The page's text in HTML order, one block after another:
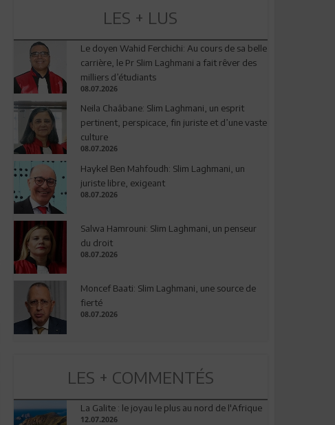
LES + LUS
Le doyen Wahid Ferchichi: Au cours de sa belle
carrière, le Pr Slim Laghmani a fait rêver des
milliers d’étudiants
08.07.2026
Neila Chaâbane: Slim Laghmani, un esprit
pertinent, perspicace, fin juriste et d’une vaste
culture
08.07.2026
Haykel Ben Mahfoudh: Slim Laghmani, un
juriste libre, exigeant
08.07.2026
Salwa Hamrouni: Slim Laghmani, un penseur
du droit
08.07.2026
Moncef Baati: Slim Laghmani, une source de
fierté
08.07.2026
LES + COMMENTÉS
La Galite : le joyau le plus au nord de l'Afrique
12.07.2026